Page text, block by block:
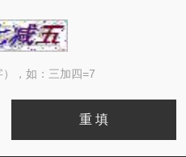
，如：三加四=7